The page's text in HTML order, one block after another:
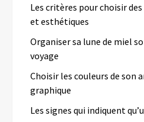
Les critères pour choisir
et esthétiques
Organiser sa lune de miel
voyage
Choisir les couleurs de son
graphique
Les signes qui indiquent